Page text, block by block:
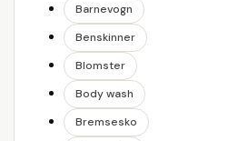
Barnevogn
Benskinner
Blomster
Body wash
Bremsesko